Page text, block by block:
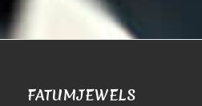
FATUMJEWELS